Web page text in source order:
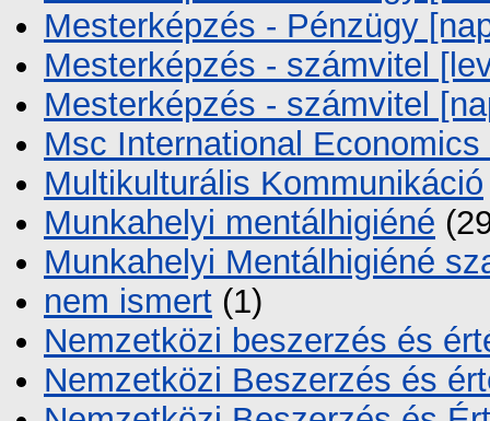
Mesterképzés - Pénzügy
Mesterképzés - számvitel
Mesterképzés - számvitel
Msc International
Multikulturális Kommunikáció
Munkahelyi mentálhigiéné
Munkahelyi Mentálhigiéné
nem ismert (1)
Nemzetközi beszerzés és
Nemzetközi Beszerzés és